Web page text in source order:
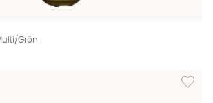
Multi/Grön Finns även i dessa färger:
Grön
Lägg